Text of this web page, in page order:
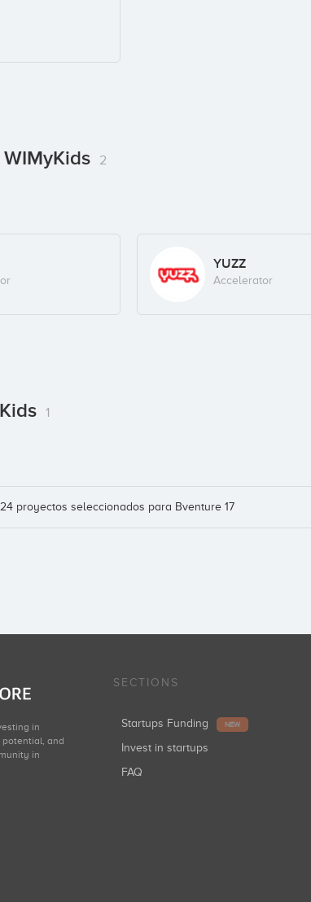
2
YUZZ
Accelerator
1
proyectos seleccionados para Bventure 17
in
and
in
SECTIONS
Startups Funding NEW
Invest in startups
FAQ